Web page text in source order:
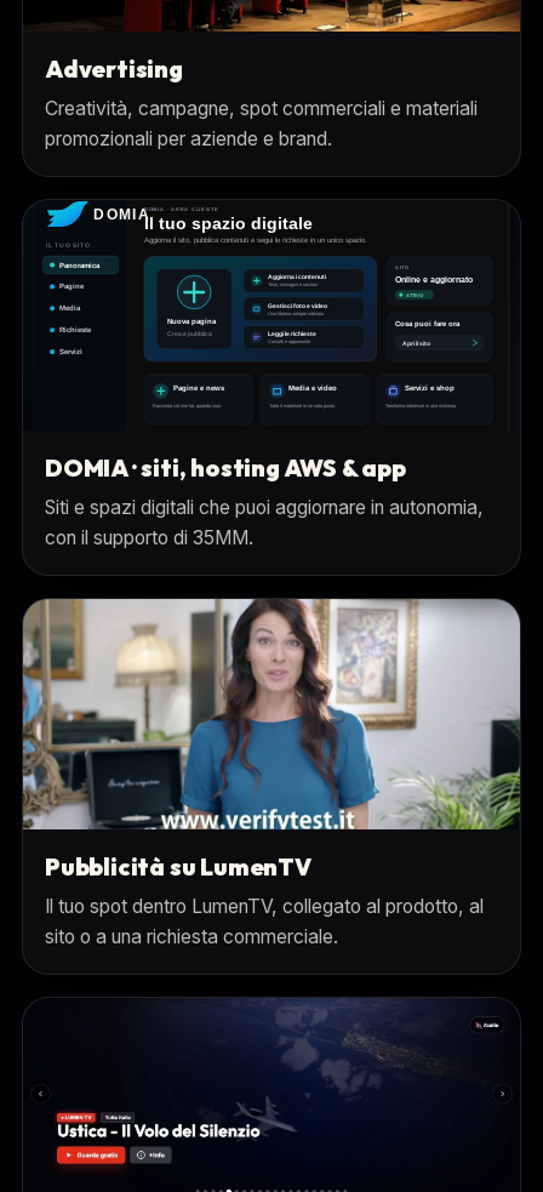
Advertising
Creatività, campagne, spot commerciali e materiali
promozionali per aziende e brand.
DOMIA · siti, hosting AWS & app
Siti e spazi digitali che puoi aggiornare in autonomia,
con il supporto di 35MM.
Pubblicità su LumenTV
Il tuo spot dentro LumenTV, collegato al prodotto, al
sito o a una richiesta commerciale.